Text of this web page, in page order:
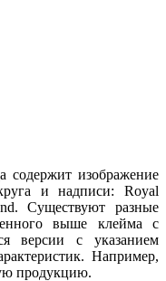
содержит изображение
и надписи: Royal
Существуют разные
выше клейма с
версии с указанием
Например,
продукцию.